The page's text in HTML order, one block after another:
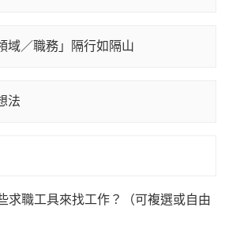
域／職務」隔行如隔山
法
求職工具來找工作？（可複選或自由